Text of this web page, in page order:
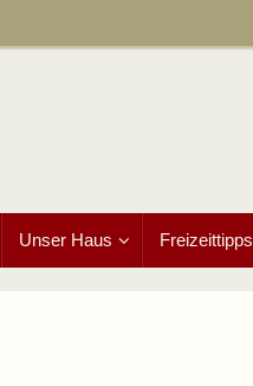
Unser Haus Freizeittipps